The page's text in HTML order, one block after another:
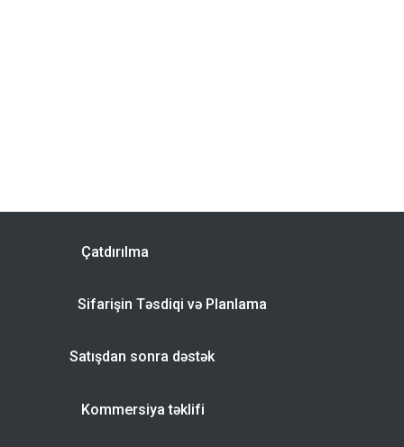
Çatdırılma
Sifarişin Təsdiqi və Planlama
Satışdan sonra dəstək
Kommersiya təklifi